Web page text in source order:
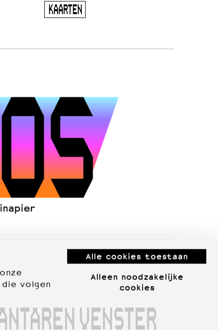
volgen
Alle cookies toestaan
Alleen noodzakelijke
cookies
KAARTEN